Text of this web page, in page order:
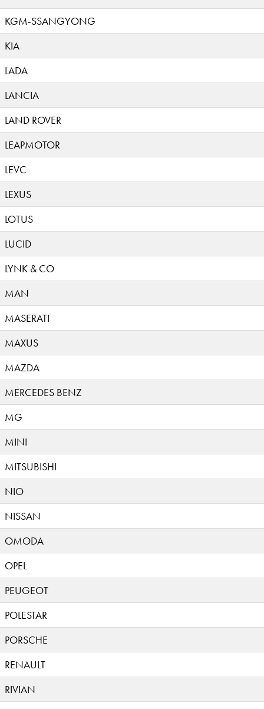
KGM-SSANGYONG
KIA
LADA
LANCIA
LAND ROVER
LEAPMOTOR
LEVC
LEXUS
LOTUS
LUCID
LYNK & CO
MAN
MASERATI
MAXUS
MAZDA
MERCEDES BENZ
MG
MINI
MITSUBISHI
NIO
NISSAN
OMODA
OPEL
PEUGEOT
POLESTAR
PORSCHE
RENAULT
RIVIAN